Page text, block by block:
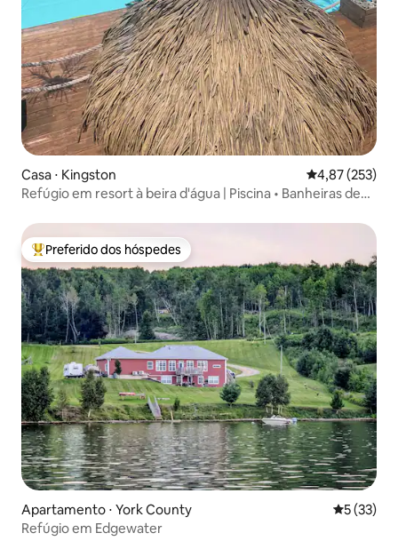
Casa ⋅ Kingston 4,87 de uma
4,87 (253)
Refúgio em resort à beira d'água | Piscina • Banheiras de
Entre os melhores preferidos dos hóspedes
Preferido dos hóspedes
Apartamento ⋅ York County 5 de uma
5 (33)
Refúgio em Edgewater